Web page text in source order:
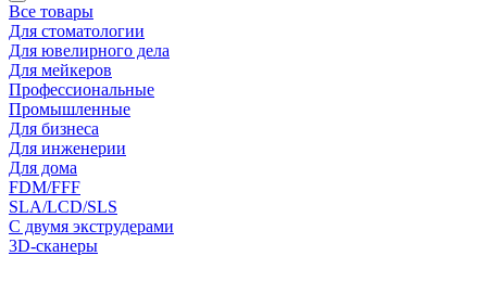
Все товары
Для стоматологии
Для ювелирного дела
Для мейкеров
Профессиональные
Промышленные
Для бизнеса
Для инженерии
Для дома
FDM/FFF
SLA/LCD/SLS
С двумя экструдерами
3D-сканеры